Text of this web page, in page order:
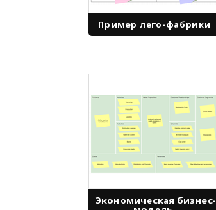
Пример лего-фабрики
Экономическая бизнес-